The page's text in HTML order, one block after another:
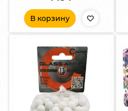
В корзину